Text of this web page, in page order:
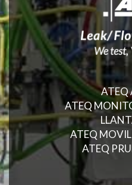
ATEQ
ATEQ
ATEQ
ATEQ